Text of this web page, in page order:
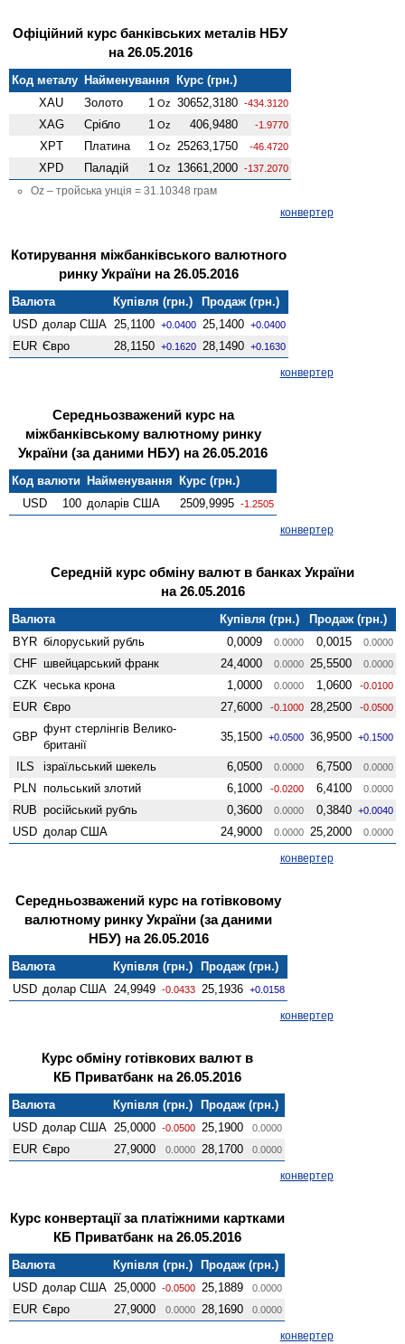
Офіційний курс банківських металів НБУ
на 26.05.2016
Код металу Найменування Курс (грн.)
XAU
Золото 1 Oz 30652,3180 -434.3120
XAG Срібло 1 Oz 406,9480 -1.9770
XPT Платина 1 Oz 25263,1750 -46.4720
XPD Паладій 1 Oz 13661,2000 -137.2070
Oz – тройська унція = 31.10348 грам
конвертер
Котирування міжбанківського валютного
ринку України на 26.05.2016
Валюта Купівля (грн.)
Продаж (грн.)
USD долар США 25,1100 +0.0400 25,1400 +0.0400
EUR Євро 28,1150 +0.1620 28,1490 +0.1630
конвертер
Середньозважений курс на
міжбанківському валютному ринку
України (за даними НБУ) на 26.05.2016
Код валюти Найменування Курс (грн.)
USD
100 доларів США 2509,9995 -1.2505
конвертер
Середній курс обміну валют в банках України
на 26.05.2016
Валюта Купівля (грн.)
Продаж (грн.)
BYR білоруський рубль 0,0009 0.0000 0,0015 0.0000
CHF швейцарський франк 24,4000 0.0000 25,5500 0.0000
CZK чеська крона 1,0000 0.0000 1,0600 -0.0100
EUR Євро 27,6000 -0.1000 28,2500 -0.0500
GBP
фунт стерлінгів Велико­
британії
35,1500 +0.0500 36,9500 +0.1500
ILS ізраїльський шекель 6,0500 0.0000 6,7500 0.0000
PLN польський злотий 6,1000 -0.0200 6,4100 0.0000
RUB російський рубль 0,3600 0.0000 0,3840 +0.0040
USD долар США 24,9000 0.0000 25,2000 0.0000
конвертер
Середньозважений курс на готівковому
валютному ринку України (за даними
НБУ) на 26.05.2016
Валюта Купівля (грн.)
Продаж (грн.)
USD долар США 24,9949 -0.0433 25,1936 +0.0158
конвертер
Курс обміну готівкових валют в
КБ Приватбанк на 26.05.2016
Валюта Купівля (грн.)
Продаж (грн.)
USD долар США 25,0000 -0.0500 25,1900 0.0000
EUR Євро 27,9000 0.0000 28,1700 0.0000
конвертер
Курс конвертації за платіжними картками
КБ Приватбанк на 26.05.2016
Валюта Купівля (грн.)
Продаж (грн.)
USD долар США 25,0000 -0.0500 25,1889 0.0000
EUR Євро 27,9000 0.0000 28,1690 0.0000
конвертер